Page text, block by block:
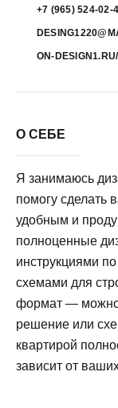
+7 (965) 524-02-
ON-DESIGN1.RU/
О СЕБЕ
Я занимаюсь
помогу сделать
удобным и
полноценные
инструкциями
схемами для
формат — можно
решение или
квартирой
зависит от